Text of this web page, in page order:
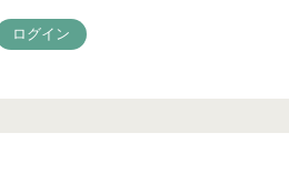
ログイン